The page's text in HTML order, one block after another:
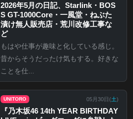
2026年5月の日記、Starlink・BOS
S GT-1000Core・一風堂・ねぶた
漬け無人販売店・荒川改修工事な
ど
もはや仕事が趣味と化している感じ。
昔からそうだったけ気もする。好きな
ことを仕...
UNITORO 05月30日(土)
『乃⽊坂46 14th YEAR BIRTHDAY